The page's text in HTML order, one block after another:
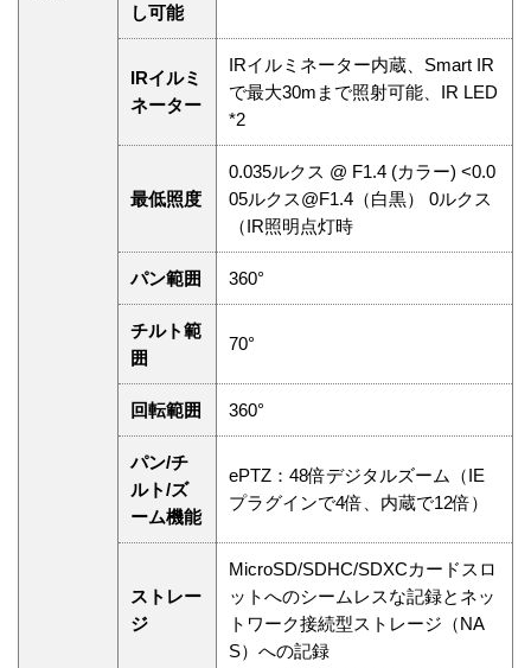
し可能
IRイルミ
ネーター
IRイルミネーター内蔵、Smart IR
で最大30mまで照射可能、IR LED
*2
最低照度
0.035ルクス @ F1.4 (カラー) <0.0
05ルクス@F1.4（白黒） 0ルクス
（IR照明点灯時
パン範囲 360°
チルト範
囲
70°
回転範囲 360°
パン/チ
ルト/ズ
ーム機能
ePTZ：48倍デジタルズーム（IE
プラグインで4倍、内蔵で12倍）
ストレー
ジ
MicroSD/SDHC/SDXCカードスロ
ットへのシームレスな記録とネッ
トワーク接続型ストレージ（NA
S）への記録